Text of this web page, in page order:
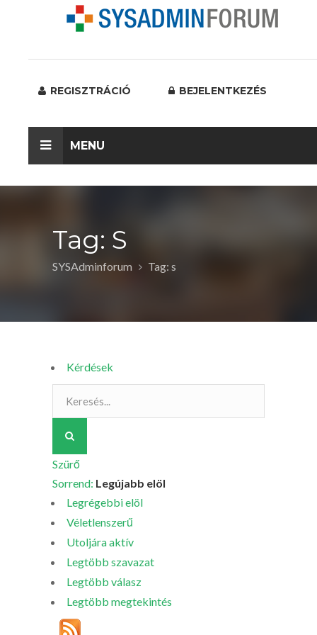
REGISZTRÁCIÓ BEJELENTKEZÉS
MENU
Tag: S
SYSAdminforum Tag: s
Kérdések
Szürő
Sorrend: Legújabb elöl
Legrégebbi elöl
Véletlenszerű
Utoljára aktív
Legtöbb szavazat
Legtöbb válasz
Legtöbb megtekintés